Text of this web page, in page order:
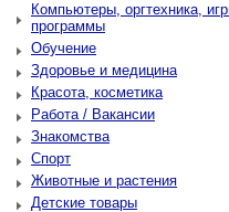
Компьютеры, оргтехника,
программы
Обучение
Здоровье и медицина
Красота, косметика
Работа / Вакансии
Знакомства
Спорт
Животные и растения
Детские товары